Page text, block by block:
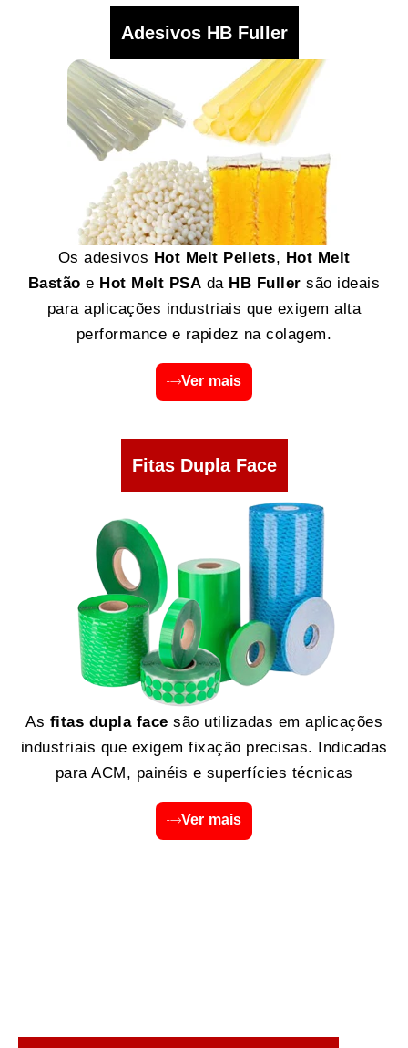
Adesivos HB Fuller
Os adesivos Hot Melt Pellets, Hot Melt
Bastão e Hot Melt PSA da HB Fuller são ideais
para aplicações industriais que exigem alta
performance e rapidez na colagem.
Ver mais
Fitas Dupla Face
As fitas dupla face são utilizadas em aplicações
industriais que exigem fixação precisas. Indicadas
para ACM, painéis e superfícies técnicas
Ver mais